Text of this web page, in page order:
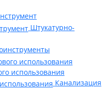
Штукатурно-
использования
Канализация